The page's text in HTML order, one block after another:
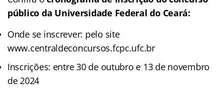
público da Universidade Federal do Ceará:
Onde se inscrever: pelo site
www.centraldeconcursos.fcpc.ufc.br
Inscrições: entre 30 de outubro e 13 de novembro
de 2024